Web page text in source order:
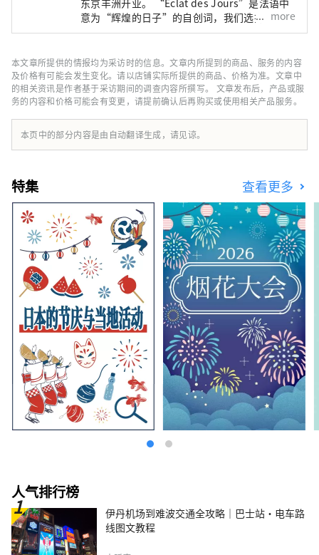
东京丰洲开业。 “Éclat des Jours”是法语中
意为“辉煌的日子”的自创词，我们选择这个词
来表达我们的愿望，希望我们的糖果能够在特殊
煌的日子”增添色彩。 Éclat des Jours 甜点的
理念是“新鲜”、“入口即化的口感”和“顺
滑”。店主中山洋平主厨以在法国研修时学到的
技术和口味为基础，非常注重创造出日本人熟悉
且易于食用的食物口感。我的目标是在简单的构
图中增加对比度，并发挥出原料本身的最佳风
个蛋糕）、烘焙食品（如黄油玛德琳蛋糕和饼
干）、面包（如每天早上在店内烘焙的法式长棍
面包和羊角面包）以及装饰我们展示柜的巧克力
和果酱。 未来，我们计划扩大产品阵容，包括
可以用作小礼物或在家放松的物品。 我们珍视
法国传统的同时，也不断挑战新的口味，希望能
够长久地成为深受顾客喜爱的糕点店。
more
本文章所提供的情报均为采访时的信息。文章内所提到的商品、服务的内容
及价格有可能会发生变化。请以店铺实际所提供的商品、价格为准。文章中
的相关资讯是作者基于采访期间的调查内容所撰写。 文章发布后，产品或服
务的内容和价格可能会有变更，请提前确认后再购买或使用相关产品服务。
本页中的部分内容是由自动翻译生成，请见谅。
特集 查看更多
人气排行榜
伊丹机场到难波交通全攻略｜巴士站・电车路
线图文教程